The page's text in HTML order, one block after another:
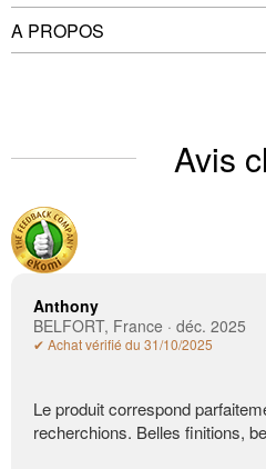
A PROPOS
Avis
Anthony
BELFORT, France · déc. 2025
✔ Achat vérifié du 31/10/2025
Le produit correspond
recherchions. Belles finitions,